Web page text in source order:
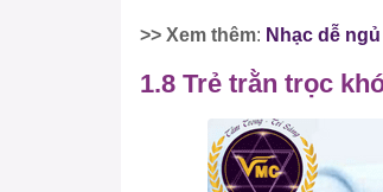
>> Xem thêm: Nhạc dễ
1.8 Trẻ trằn trọc